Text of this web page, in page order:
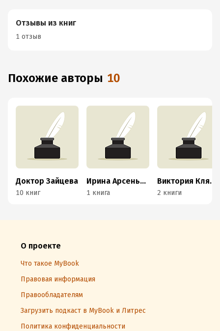
Отзывы из книг
1 отзыв
Похожие авторы 10
Доктор Зайцева
10 книг
Ирина Арсеньева
1 книга
Виктория Кляшторная
2 книги
О проекте
Что такое MyBook
Правовая информация
Правообладателям
Загрузить подкаст в MyBook и Литрес
Политика конфиденциальности